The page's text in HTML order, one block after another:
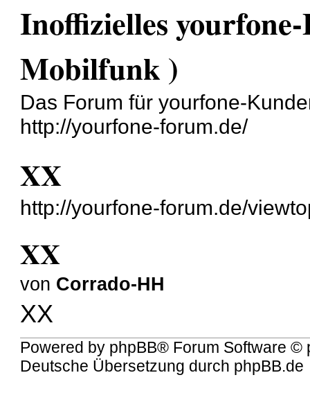
Inoffizielles
Mobilfunk )
Das Forum für yourfone-
http://yourfone-forum.de/
XX
http://yourfone-forum.de/
XX
von Corrado-HH
XX
Powered by phpBB® Forum Software ©
Deutsche Übersetzung durch phpBB.de